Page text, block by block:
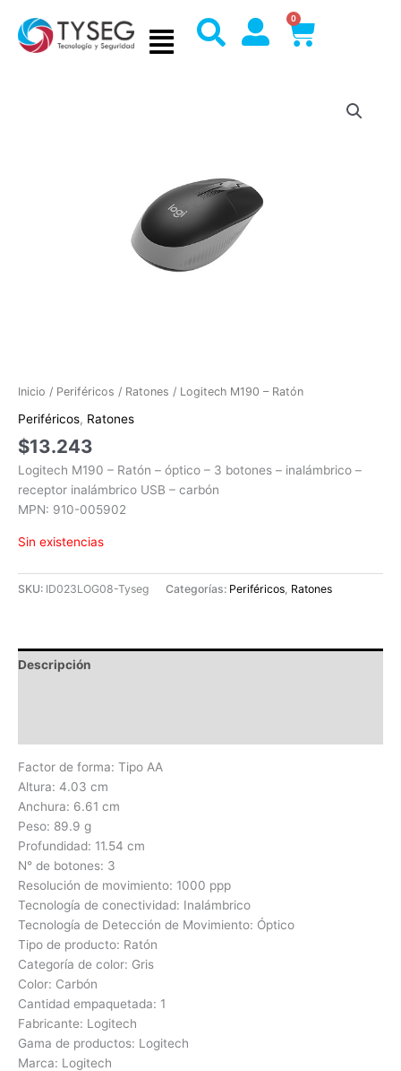
contenido
0
Cart
Inicio / Periféricos / Ratones / Logitech M190 – Ratón
Periféricos, Ratones
$13.243
Logitech M190 – Ratón – óptico – 3 botones – inalámbrico –
receptor inalámbrico USB – carbón
MPN: 910-005902
Sin existencias
SKU: ID023LOG08-Tyseg Categorías: Periféricos, Ratones
Descripción
Factor de forma: Tipo AA
Altura: 4.03 cm
Anchura: 6.61 cm
Peso: 89.9 g
Profundidad: 11.54 cm
N° de botones: 3
Resolución de movimiento: 1000 ppp
Tecnología de conectividad: Inalámbrico
Tecnología de Detección de Movimiento: Óptico
Tipo de producto: Ratón
Categoría de color: Gris
Color: Carbón
Cantidad empaquetada: 1
Fabricante: Logitech
Gama de productos: Logitech
Marca: Logitech